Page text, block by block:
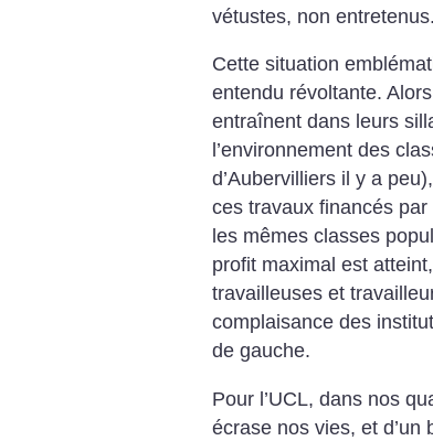
vétustes, non entretenus.
Cette situation
entendu révoltante.
entraînent dans leurs
l’environnement des
d’Aubervilliers il y a
ces travaux financés
les mêmes classes
profit maximal est
travailleuses et
complaisance des
de gauche.
Pour l’UCL, dans nos
écrase nos vies, et d’un